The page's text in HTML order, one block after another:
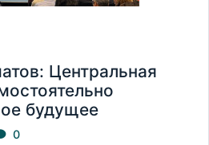
Центральная
будущее
0